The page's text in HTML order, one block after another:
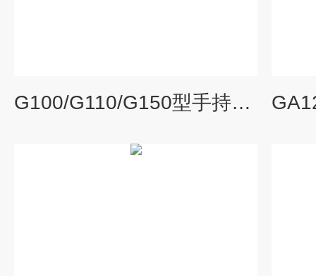
G100/G110/G150型手持式二氧化碳分析仪 G100/G110/G150